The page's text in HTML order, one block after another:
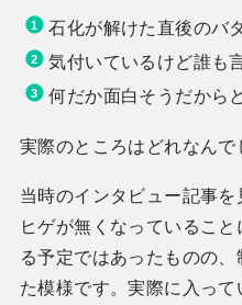
石化が解けた直後のバ
気付いているけど誰も
何だか面白そうだから
実際のところはどれなんで
当時のインタビュー記事
ヒゲが無くなっているこ
る予定ではあったものの
た模様です。実際に入っ